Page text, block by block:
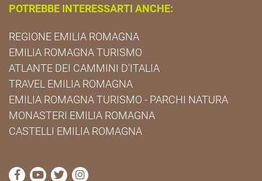
POTREBBE INTERESSARTI ANCHE:
REGIONE EMILIA ROMAGNA
EMILIA ROMAGNA TURISMO
ATLANTE DEI CAMMINI D'ITALIA
TRAVEL EMILIA ROMAGNA
EMILIA ROMAGNA TURISMO - PARCHI NATURA
MONASTERI EMILIA ROMAGNA
CASTELLI EMILIA ROMAGNA
visita la pagina Facebook di Cammini Emilia-
visita la pagina YouTube di Cammini Emilia-
visita la pagina Twitter di Cammini Emilia-
visita la pagina Instagram di Cammini